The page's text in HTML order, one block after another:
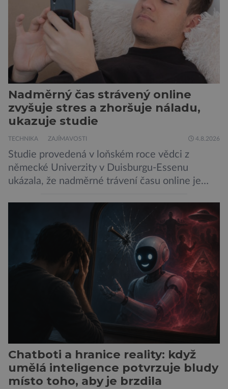
Nadměrný čas strávený online
zvyšuje stres a zhoršuje náladu,
ukazuje studie
TECHNIKA ZAJÍMAVOSTI 4.8.2026
Studie provedená v loňském roce vědci z
německé Univerzity v Duisburgu-Essenu
ukázala, že nadměrné trávení času online je
vede k zanedbávání dalších aktivit. Zúčastnilo
se jí 900 dospělých Němců, kteří uvedli, že se v
posledním roce alespoň jednou zapojili do hraní
her, sledování pornografie, sledování sociálních
sítí […]
Chatboti a hranice reality: když
umělá inteligence potvrzuje bludy
místo toho, aby je brzdila